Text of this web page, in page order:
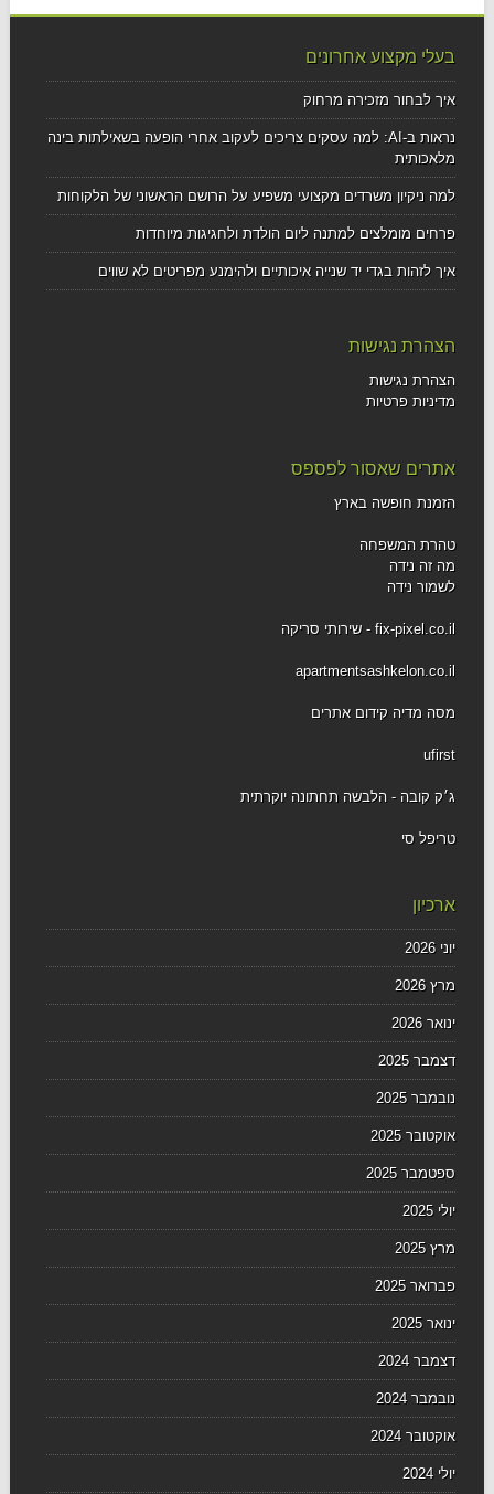
בעלי מקצוע אחרונים
איך לבחור מזכירה מרחוק
נראות ב-AI: למה עסקים צריכים לעקוב אחרי הופעה בשאילתות בינה
מלאכותית
למה ניקיון משרדים מקצועי משפיע על הרושם הראשוני של הלקוחות
פרחים מומלצים למתנה ליום הולדת ולחגיגות מיוחדות
איך לזהות בגדי יד שנייה איכותיים ולהימנע מפריטים לא שווים
הצהרת נגישות
הצהרת נגישות
מדיניות פרטיות
אתרים שאסור לפספס
הזמנת חופשה בארץ
טהרת המשפחה
מה זה נידה
לשמור נידה
fix-pixel.co.il - שירותי סריקה
apartmentsashkelon.co.il
מסה מדיה קידום אתרים
ufirst
ג׳ק קובה - הלבשה תחתונה יוקרתית
טריפל סי
ארכיון
יוני 2026
מרץ 2026
ינואר 2026
דצמבר 2025
נובמבר 2025
אוקטובר 2025
ספטמבר 2025
יולי 2025
מרץ 2025
פברואר 2025
ינואר 2025
דצמבר 2024
נובמבר 2024
אוקטובר 2024
יולי 2024